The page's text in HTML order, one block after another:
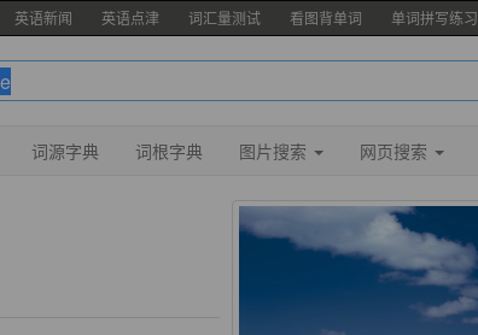
英语新闻 英语点津 词汇量测试 看图背单词 单词拼写练习
词源字典 词根字典 图片搜索 网页搜索